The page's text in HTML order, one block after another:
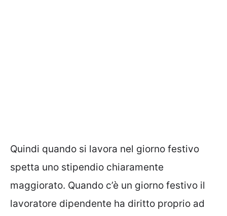
Quindi quando si lavora nel giorno festivo
spetta uno stipendio chiaramente
maggiorato. Quando c’è un giorno festivo il
lavoratore dipendente ha diritto proprio ad